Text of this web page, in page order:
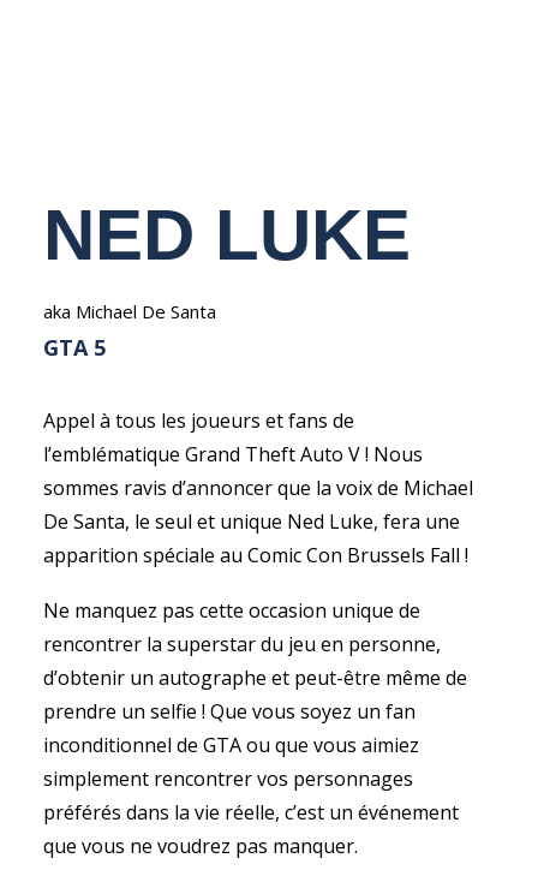
NED LUKE
aka Michael De Santa
GTA 5
Appel à tous les joueurs et fans de
l’emblématique Grand Theft Auto V ! Nous
sommes ravis d’annoncer que la voix de Michael
De Santa, le seul et unique Ned Luke, fera une
apparition spéciale au Comic Con Brussels Fall !
Ne manquez pas cette occasion unique de
rencontrer la superstar du jeu en personne,
d’obtenir un autographe et peut-être même de
prendre un selfie ! Que vous soyez un fan
inconditionnel de GTA ou que vous aimiez
simplement rencontrer vos personnages
préférés dans la vie réelle, c’est un événement
que vous ne voudrez pas manquer.